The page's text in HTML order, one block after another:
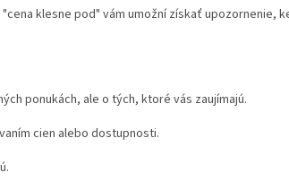
klesne pod" vám umožní získať upozornenie,
ponukách, ale o tých, ktoré vás zaujímajú.
cien alebo dostupnosti.